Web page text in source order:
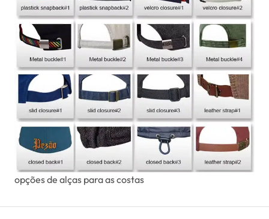
opções de alças para as costas